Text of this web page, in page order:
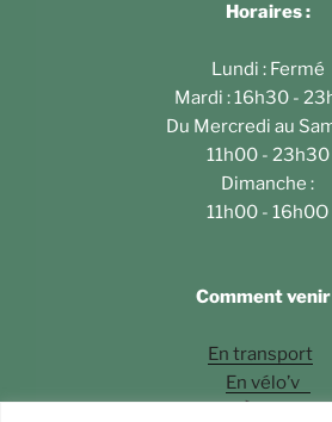
Horaires :
Lundi : Fermé
Mardi : 16h30 -
Du Mercredi au
11h00 - 23h30
Dimanche :
11h00 - 16h0O
Comment venir
En transport
En vélo’v